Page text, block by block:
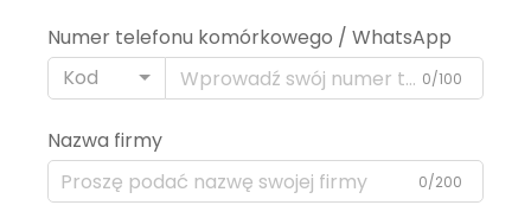
Numer telefonu komórkowego / WhatsApp
Kod
0/100
Nazwa firmy
0/200